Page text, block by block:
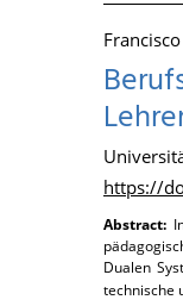
https://
Abstract:
Dualen
technische